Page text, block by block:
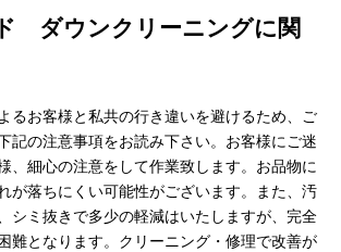
ダウンクリーニングに関
るお客様と私共の行き違いを避けるため、ご
記の注意事項をお読み下さい。お客様にご迷
、細心の注意をして作業致します。お品物に
が落ちにくい可能性がございます。また、汚
シミ抜きで多少の軽減はいたしますが、完全
難となります。クリーニング・修理で改善が